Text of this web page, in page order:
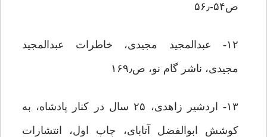
ص۵۴-۵۶٫
۱۲- عبدالمجید مجیدی، خاطرات عبدالمجید
مجیدی، ناشر گام نو، ص۱۶۹٫
۱۳- اردشیر زاهدی، ۲۵ سال در کنار پادشاه، به
کوشش ابوالفضل آتابای، چاپ اول، انتشارات